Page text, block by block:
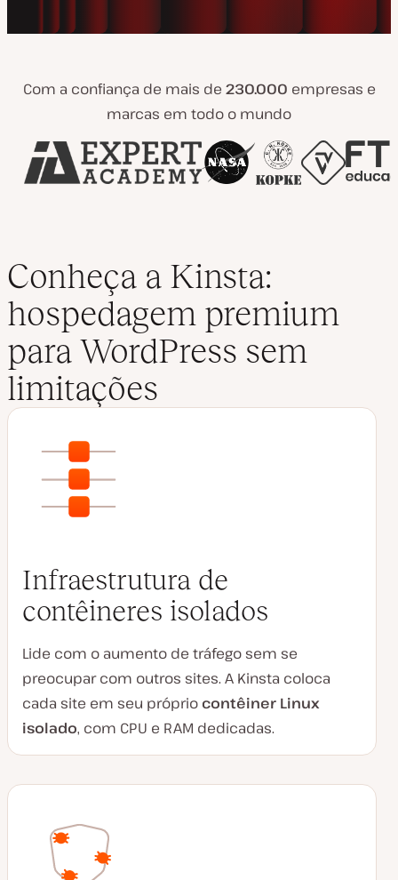
Com a confiança de mais de 230.000 empresas e
marcas em todo o mundo
Conheça a Kinsta:
hospedagem premium
para WordPress sem
limitações
Infraestrutura de
contêineres isolados
Lide com o aumento de tráfego sem se
preocupar com outros sites. A Kinsta coloca
cada site em seu próprio contêiner Linux
isolado, com CPU e RAM dedicadas.